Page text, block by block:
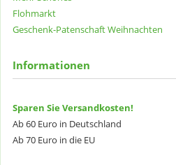
Flohmarkt
Geschenk-PatenschaftWeihnachten
Informationen
Sparen Sie Versandkosten!
Ab 60 Euro in Deutschland
Ab 70 Euro in die EU